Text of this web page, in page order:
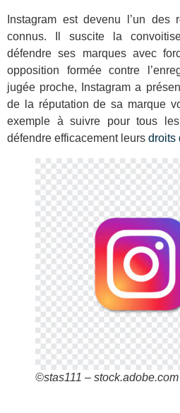
Instagram est devenu l’un des
connus. Il suscite la
défendre ses marques avec
opposition formée contre
jugée proche, Instagram a
de la réputation de sa marque
exemple à suivre pour tous
défendre efficacement leurs droits
©stas111 – stock.adobe.com